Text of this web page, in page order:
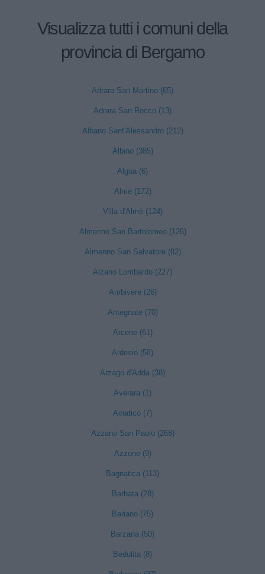
Visualizza tutti i comuni della
provincia di Bergamo
Adrara San Martino (65)
Adrara San Rocco (13)
Albano Sant'Alessandro (212)
Albino (385)
Algua (6)
Almè (172)
Villa d'Almè (124)
Almenno San Bartolomeo (126)
Almenno San Salvatore (82)
Alzano Lombardo (227)
Ambivere (26)
Antegnate (70)
Arcene (61)
Ardesio (58)
Arzago d'Adda (38)
Averara (1)
Aviatico (7)
Azzano San Paolo (268)
Azzone (9)
Bagnatica (113)
Barbata (28)
Bariano (75)
Barzana (50)
Bedulita (8)